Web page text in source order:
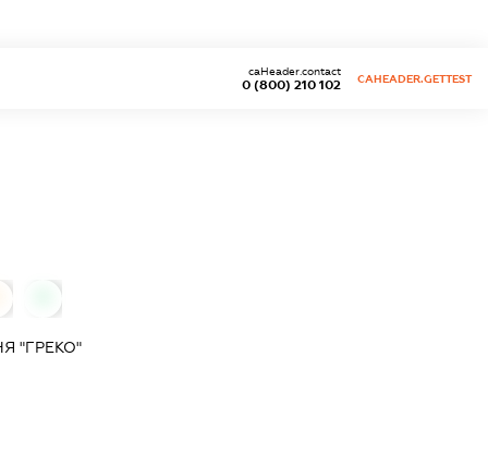
0 (800) 210 102
caHeader.contact
CAHEADER.GETTEST
"ГРЕКО"